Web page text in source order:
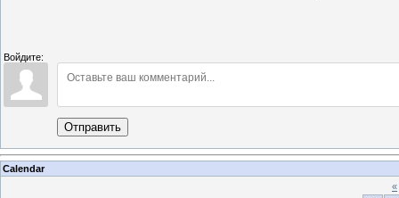
Войдите:
Отправить
Calendar
«